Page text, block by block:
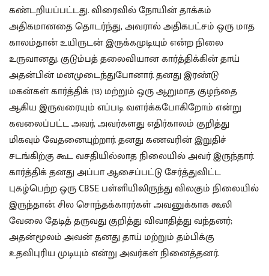
கண்டறியப்பட்டது. விரைவில் நோயின் தாக்கம்
அதிகமானதை தொடர்ந்து, அவரால் அதிகபட்சம் ஒரு மாத
காலம்தான் உயிருடன் இருக்கமுடியும் என்ற நிலை
உருவானது. குடும்பத் தலைவியான கார்த்திக்கின் தாய்
அதன்பின் மனமுடைந்துபோனார். தனது இரண்டு
மகன்கள் கார்த்திக் (13) மற்றும் ஒரு ஆறுமாத குழந்தை
ஆகிய இருவரையும் எப்படி வளர்க்கபோகிறோம் என்று
கவலைப்பட்ட அவர், அவர்களது எதிர்காலம் குறித்து
மிகவும் வேதனையுற்றார். தனது கணவரின் இறுதிச்
சடங்கிற்கு கூட வசதியில்லாத நிலையில் அவர் இருந்தார்.
கார்த்திக் தனது அப்பா ஆசைப்பட்டு சேர்த்துவிட்ட
புகழ்பெற்ற ஒரு CBSE பள்ளியிலிருந்து விலகும் நிலையில்
இருந்தான். சில சொந்தக்காரர்கள் அவனுக்காக கூலி
வேலை தேடித் தருவது குறித்து விவாதித்து வந்தனர்;
அதன்மூலம் அவன் தனது தாய் மற்றும் தம்பிக்கு
உதவிபுரிய முடியும் என்று அவர்கள் நினைத்தனர்.